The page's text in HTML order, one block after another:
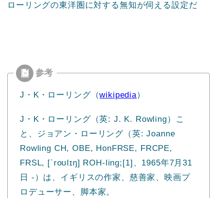
ローリングの東洋圏に対する無知が伺える設定だ
J・K・ローリング（wikipedia）
J・K・ローリング（英: J. K. Rowling）こ
と、ジョアン・ローリング（英: Joanne
Rowling CH, OBE, HonFRSE, FRCPE,
FRSL, [ˈroʊlɪŋ] ROH-ling;[1]、1965年7月31
日 -）は、イギリスの作家、慈善家、映画プ
ロデューサー、脚本家。